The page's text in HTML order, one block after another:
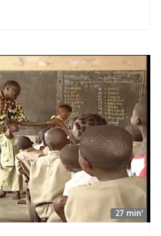
27 min'